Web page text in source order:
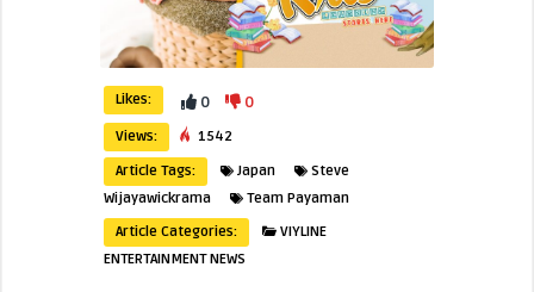
Likes: 0 0
Views:
1542
Article Tags:
Japan
Steve
Wijayawickrama
Team Payaman
Article Categories:
VIYLINE
ENTERTAINMENT NEWS